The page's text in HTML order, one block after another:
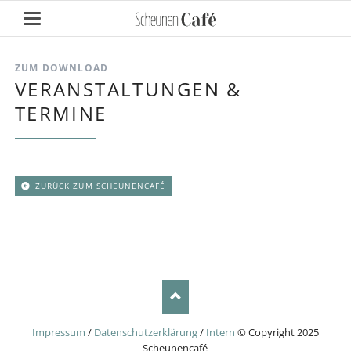
ZUM DOWNLOAD
VERANSTALTUNGEN &
TERMINE
ZURÜCK ZUM SCHEUNENCAFÉ
Impressum / Datenschutzerklärung/ Intern © Copyright 2025
Scheunencafé